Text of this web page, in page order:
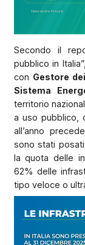
Secondo il
pubblico in
con Gestore
Sistema
territorio
a uso pubblico,
all’anno
sono stati
la quota delle
62% delle
tipo veloce o